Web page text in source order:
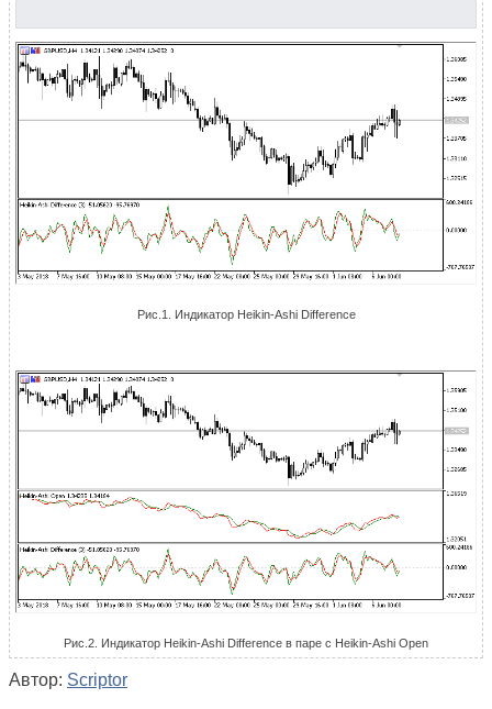
Рис.1. Индикатор Heikin-Ashi Difference
Рис.2. Индикатор Heikin-Ashi Difference в паре с Heikin-Ashi Open
Автор: Scriptor